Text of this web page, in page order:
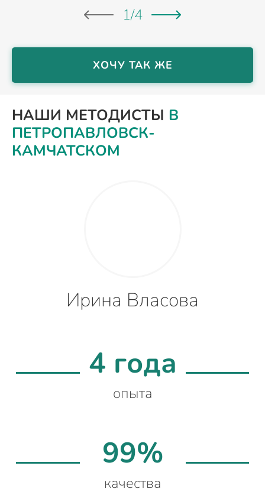
1/4
ХОЧУ ТАК ЖЕ
НАШИ МЕТОДИСТЫ В
ПЕТРОПАВЛОВСК-
КАМЧАТСКОМ
Ирина Власова
4 года
опыта
99%
качества